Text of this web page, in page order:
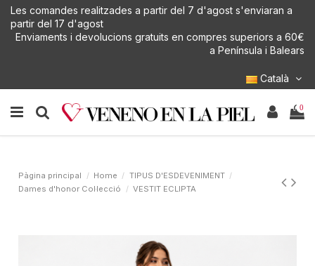
Les comandes realitzades a partir del 7 d'agost s'enviaran a
partir del 17 d'agost
Enviaments i devolucions gratuits en compres superiors a 60€
a Península i Balears
Català
0
Pàgina principal Home
TIPUS D'ESDEVENIMENT
Dames d'honor Col·lecció
VESTIT ECLIPTA